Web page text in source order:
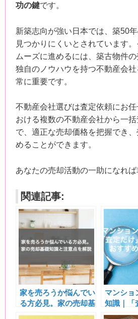
功の鍵です。
新築志向が強い日本では、築50
見つかりにくいとされています
ムーズに進めるには、築古物件の
独自のノウハウを持つ不動産会
常に重要です。
不動産会社選びは査定依頼にお
おける複数の不動産会社から一
で、適正な売却価格を把握でき
めることができます。
あなたの売却活動の一助になれば
関連記事:
家を売ろうか悩んでい
る方必見。家の売却基
礎知識と注意点を解説
マンショ
知識｜「
注意点と